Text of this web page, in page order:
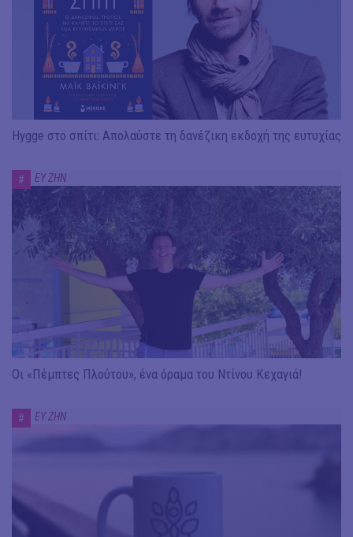
Hygge στο σπίτι: Απολαύστε τη δανέζικη εκδοχή της ευτυχίας
# ΕΥ ΖΗΝ
Οι «Πέμπτες Πλούτου», ένα όραμα του Ντίνου Κεχαγιά!
# ΕΥ ΖΗΝ